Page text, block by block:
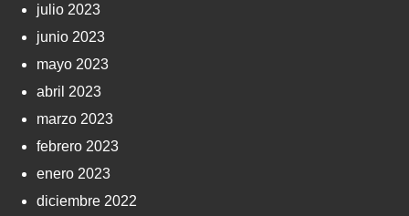
julio 2023
junio 2023
mayo 2023
abril 2023
marzo 2023
febrero 2023
enero 2023
diciembre 2022